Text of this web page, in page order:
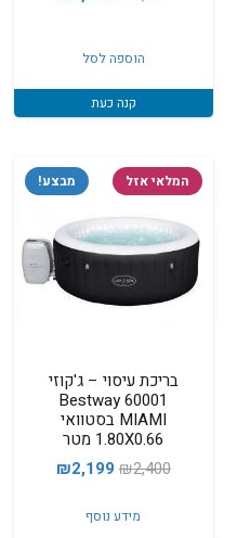
היה:
הוספה לסל
קנה כעת
מבצע! המלאי אזל
בריכת עיסוי – ג'קוזי
60001 Bestway
MIAMI בסטוואי
1.80X0.66 מטר
₪2,400
המחיר
היה:
₪2,199
מידע נוסף